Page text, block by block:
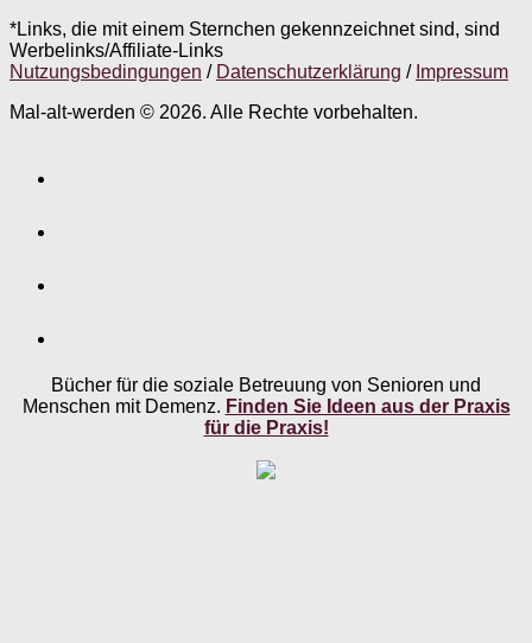
*Links, die mit einem Sternchen gekennzeichnet sind, sind
Werbelinks/Affiliate-Links
Nutzungsbedingungen / Datenschutzerklärung / Impressum
Mal-alt-werden © 2026. Alle Rechte vorbehalten.
Bücher für die soziale Betreuung von Senioren und
Menschen mit Demenz. Finden Sie Ideen aus der Praxis
für die Praxis!